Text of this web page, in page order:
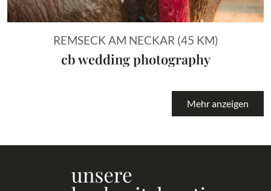
REMSECK AM NECKAR (45 KM)
cb wedding photography
Mehr anzeigen